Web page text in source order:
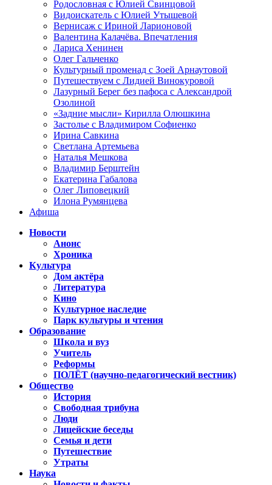
Родословная с Юлией Свинцовой
Видоискатель с Юлией Утышевой
Вернисаж с Ириной Ларионовой
Валентина Калачёва. Впечатления
Лариса Хенинен
Олег Гальченко
Культурный променад с Зоей Арнаутовой
Путешествуем с Лидией Винокуровой
Лазурный Берег без пафоса с Александрой
Озолиной
«Задние мысли» Кирилла Олюшкина
Застолье с Владимиром Софиенко
Ирина Савкина
Светлана Артемьева
Наталья Мешкова
Владимир Берштейн
Екатерина Габалова
Олег Липовецкий
Илона Румянцева
Афиша
Новости
Анонс
Хроника
Культура
Дом актёра
Литература
Кино
Культурное наследие
Парк культуры и чтения
Образование
Школа и вуз
Учитель
Реформы
ПОЛЁТ (научно-педагогический вестник)
Общество
История
Свободная трибуна
Люди
Лицейские беседы
Семья и дети
Путешествие
Утраты
Наука